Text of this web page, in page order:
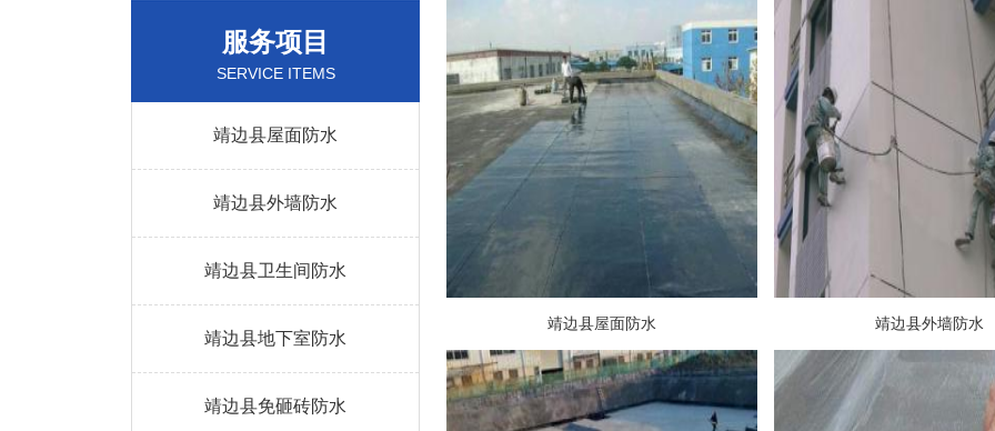
服务项目
SERVICE ITEMS
靖边县屋面防水
靖边县外墙防水
靖边县卫生间防水
靖边县地下室防水
靖边县免砸砖防水
靖边县屋面防水 靖边县外墙防水